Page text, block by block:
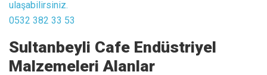
ulaşabilirsiniz.
0532 382 33 53
Sultanbeyli Cafe Endüstriyel
Malzemeleri Alanlar